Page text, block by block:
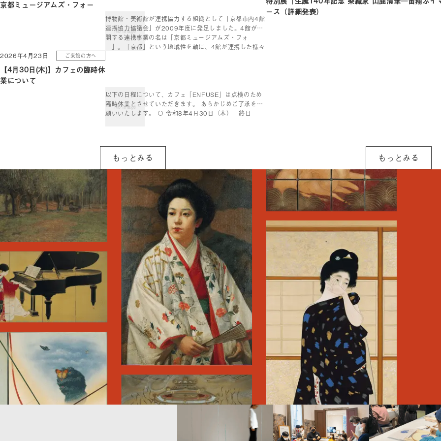
京都ミュージアムズ・フォー
博物館・美術館が連携協力する組織として「京都市内4館
連携協力協議会」が2009年度に発足しました。4館が展
開する連携事業の名は「京都ミュージアムズ・フォ
ー」。「京都」という地域性を軸に、4館が連携した様々
2026年4月23日 ご来館の方へ
【4月30日(木)】カフェの臨時休
業について
以下の日程について、カフェ「ENFUSE」は点検のため
臨時休業とさせていただきます。 あらかじめご了承をお
願いいたします。 〇 令和8年4月30日（木） 終日
もっとみる
ース（詳細発表）
もっとみる